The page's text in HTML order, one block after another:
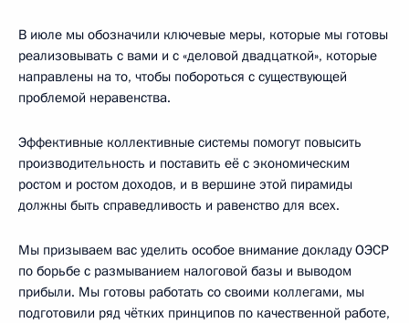
В июле мы обозначили ключевые меры, которые мы готовы
реализовывать с вами и с «деловой двадцаткой», которые
направлены на то, чтобы побороться с существующей
проблемой неравенства.
Эффективные коллективные системы помогут повысить
производительность и поставить её с экономическим
ростом и ростом доходов, и в вершине этой пирамиды
должны быть справедливость и равенство для всех.
Мы призываем вас уделить особое внимание докладу ОЭСР
по борьбе с размыванием налоговой базы и выводом
прибыли. Мы готовы работать со своими коллегами, мы
подготовили ряд чётких принципов по качественной работе,